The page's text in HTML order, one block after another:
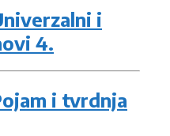
i
4.
i tvrdnja